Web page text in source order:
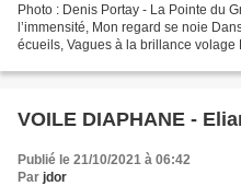
Photo : Denis Portay - La Pointe du
l’immensité, Mon regard se noie
écueils, Vagues à la brillance volage
VOILE DIAPHANE -
Publié le 21/10/2021 à 06:42
Par jdor